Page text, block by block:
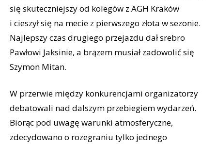
się skuteczniejszy od kolegów z AGH Kraków
i cieszył się na mecie z pierwszego złota w sezonie.
Najlepszy czas drugiego przejazdu dał srebro
Pawłowi Jaksinie, a brązem musiał zadowolić się
Szymon Mitan.
W przerwie między konkurencjami organizatorzy
debatowali nad dalszym przebiegiem wydarzeń.
Biorąc pod uwagę warunki atmosferyczne,
zdecydowano o rozegraniu tylko jednego